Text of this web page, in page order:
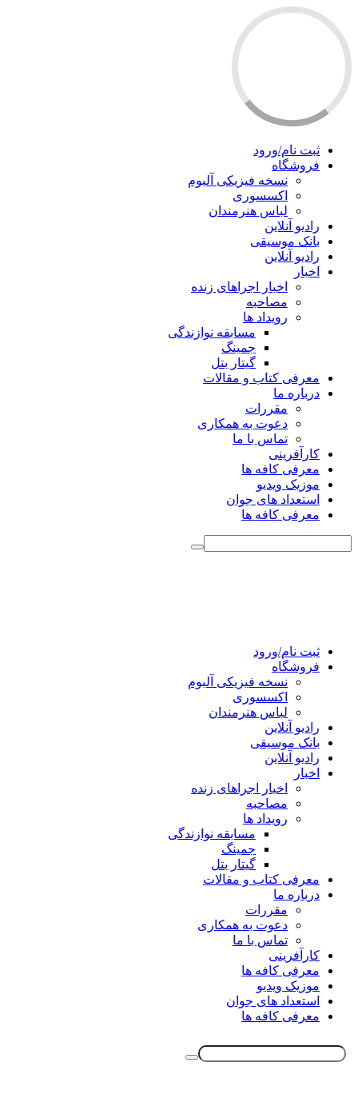
ثبت نام/ورود
فروشگاه
نسخه فیزیکی آلبوم
اکسسوری
لباس هنرمندان
رادیو آنلاین
بانک موسیقی
رادیو آنلاین
اخبار
اخبار اجراهای زنده
مصاحبه
رویداد ها
مسابقه نوازندگی
جمینگ
گیتار بتل
معرفی کتاب و مقالات
درباره ما
مقررات
دعوت به همکاری
تماس با ما
کارآفرینی
معرفی کافه ها
موزیک ویدیو
استعداد های جوان
معرفی کافه ها
ثبت نام/ورود
فروشگاه
نسخه فیزیکی آلبوم
اکسسوری
لباس هنرمندان
رادیو آنلاین
بانک موسیقی
رادیو آنلاین
اخبار
اخبار اجراهای زنده
مصاحبه
رویداد ها
مسابقه نوازندگی
جمینگ
گیتار بتل
معرفی کتاب و مقالات
درباره ما
مقررات
دعوت به همکاری
تماس با ما
کارآفرینی
معرفی کافه ها
موزیک ویدیو
استعداد های جوان
معرفی کافه ها